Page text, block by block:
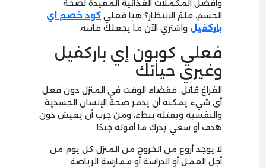
وأفضل المكملات الغذائية المفيدة لصحة
الجسم، فلمَ الانتظار؟ هيا فعلي كود خصم اي
باركفيل واشتري الآن ما يجعلك فاتنة.
فعلي كوبون إي باركفيل
وغيري حياتك
الفراغ قاتل، فقضاء الوقت في المنزل دون فعل
أي شيء يمكنه أن يدمر صحة الإنسان الجسدية
والنفسية ويقتله ببطء، ومن جرب أن يعيش دون
هدف أو سعي يدرك ما أقوله جيدًا.
لا يوجد أروع من الخروج من المنزل كل يوم من
أجل العمل أو الدراسة أو ممارسة الرياضة